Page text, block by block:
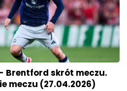
Brentford skrót meczu.
meczu (27.04.2026)